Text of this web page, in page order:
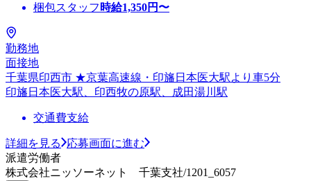
梱包スタッフ 時給1,350円〜
勤務地
面接地
千葉県印西市 ★京葉高速線・印旛日本医大駅より車5分
印旛日本医大駅、印西牧の原駅、成田湯川駅
交通費支給
詳細を見る
応募画面に進む
派遣労働者
株式会社ニッソーネット 千葉支社/1201_6057